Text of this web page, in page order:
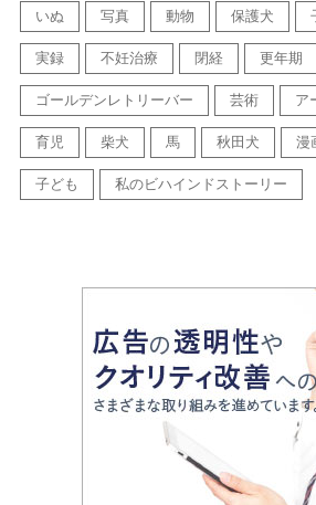
いぬ 写真 動物 保護犬
実録 不妊治療 閉経 更年期
ゴールデンレトリーバー 芸術 ア
育児 柴犬 馬 秋田犬 漫
子ども 私のビハインドストーリー